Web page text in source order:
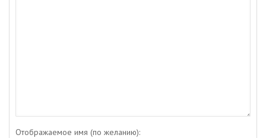
Отображаемое имя (по желанию):